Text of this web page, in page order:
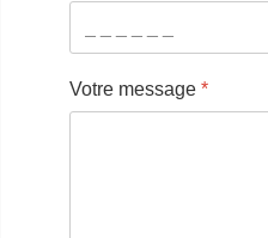
Votre message *